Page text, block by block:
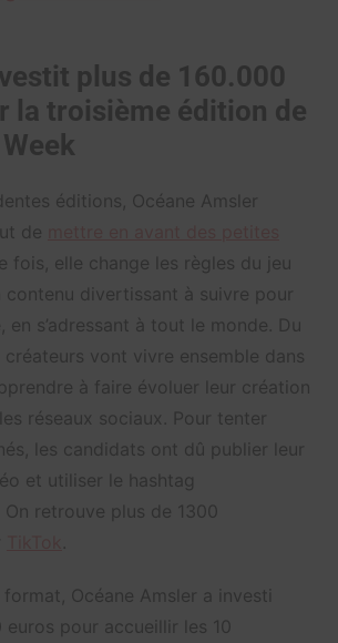
plus de 160.000
la troisième édition de
éditions, Océane Amsler
de
fois, elle change les règles du jeu
divertissant à suivre pour
en s’adressant à tout le monde. Du
créateurs vont vivre ensemble dans
à faire évoluer leur création
réseaux sociaux. Pour tenter
les candidats ont dû publier leur
et utiliser le hashtag
retrouve plus de 1300
Océane Amsler a investi
euros pour accueillir les 10